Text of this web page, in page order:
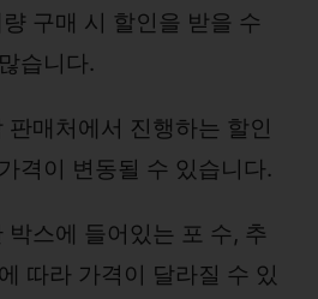
구매 시 할인을 받을 수
습니다.
판매처에서 진행하는 할인
격이 변동될 수 있습니다.
박스에 들어있는 포 수, 추
따라 가격이 달라질 수 있